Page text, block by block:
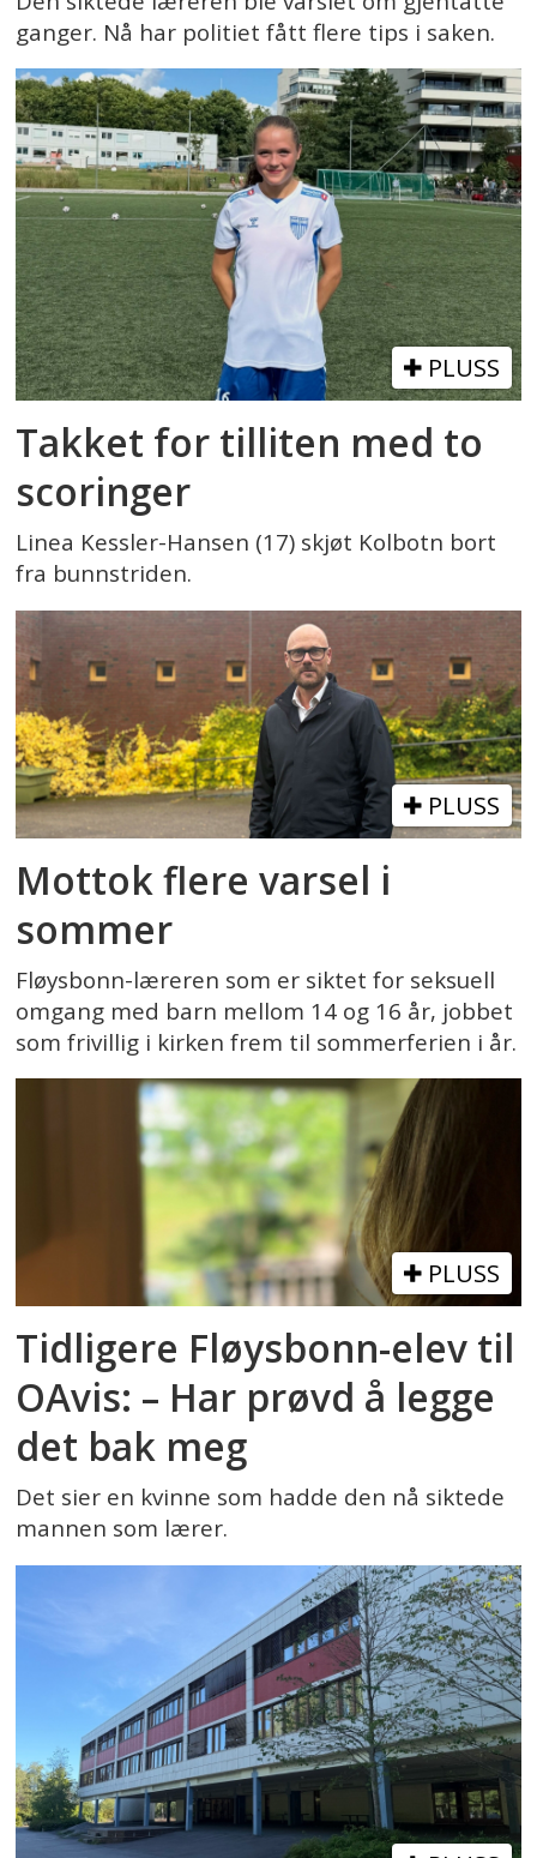
ganger. Nå har politiet fått flere tips i saken.
PLUSS
Takket for tilliten med to
scoringer
Linea Kessler-Hansen (17) skjøt Kolbotn bort
fra bunnstriden.
PLUSS
Mottok flere varsel i
sommer
Fløysbonn-læreren som er siktet for seksuell
omgang med barn mellom 14 og 16 år, jobbet
som frivillig i kirken frem til sommerferien i år.
PLUSS
Tidligere Fløysbonn-elev til
OAvis: – Har prøvd å legge
det bak meg
Det sier en kvinne som hadde den nå siktede
mannen som lærer.